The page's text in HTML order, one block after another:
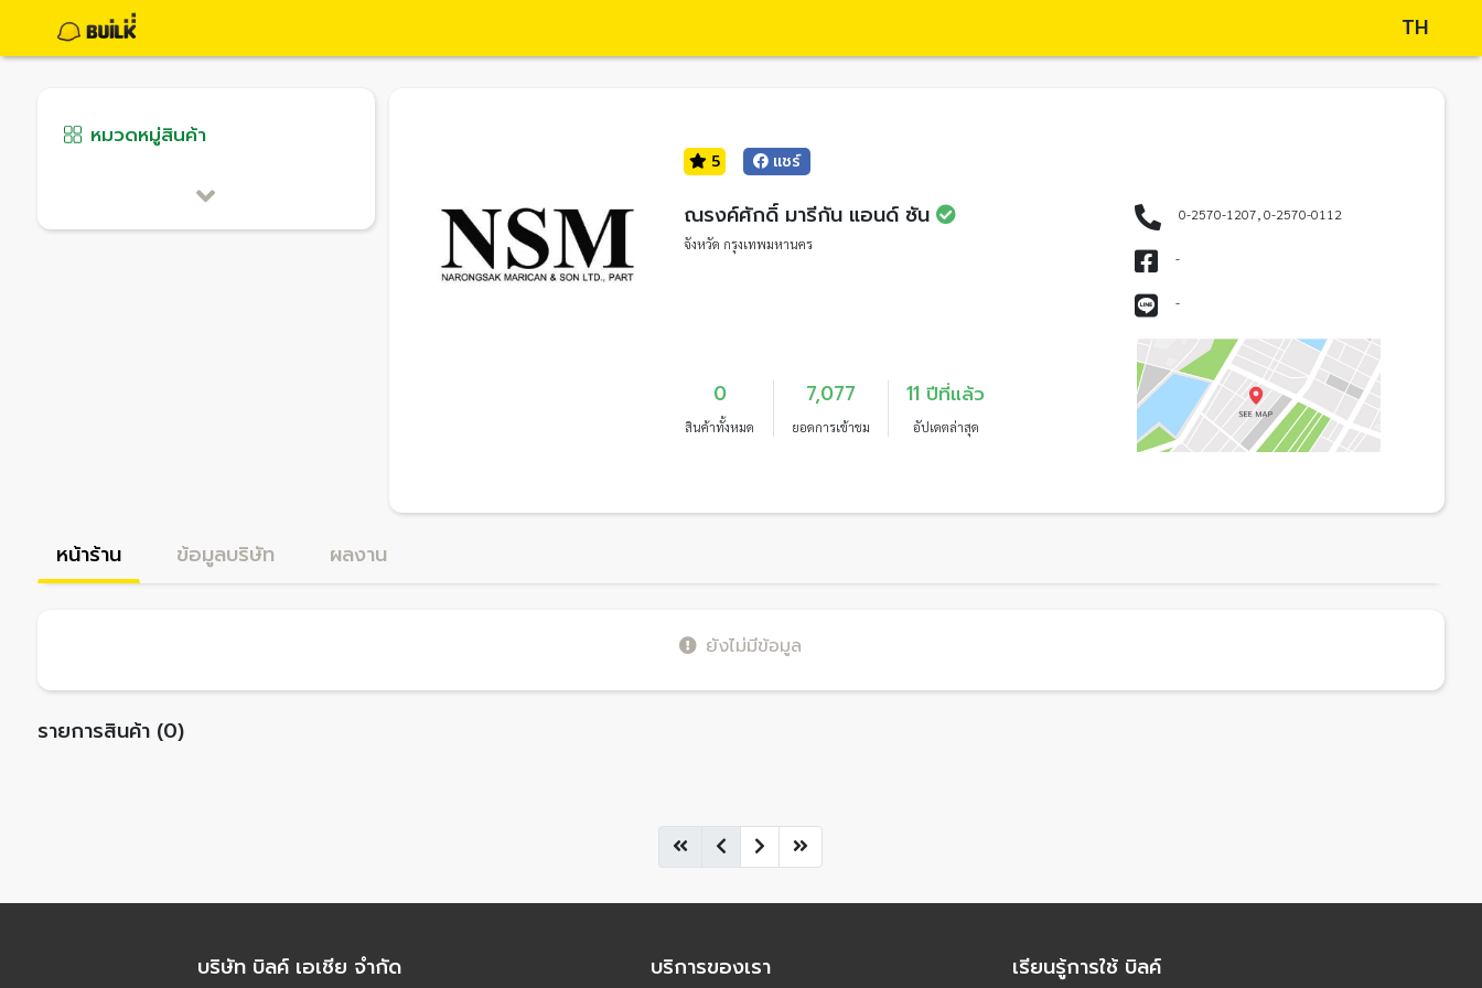
TH
หมวดหมู่สินค้า
5 แชร์
ณรงค์ศักดิ์ มารีกัน แอนด์ ซัน
จังหวัด กรุงเทพมหานคร
0
สินค้าทั้งหมด
7,077
ยอดการเข้าชม
11 ปีที่แล้ว
อัปเดตล่าสุด
0-2570-1207, 0-2570-0112
-
-
หน้าร้าน ข้อมูลบริษัท ผลงาน
ยังไม่มีข้อมูล
รายการสินค้า (0)
บริษัท บิลค์ เอเชีย จำกัด บริการของเรา เรียนรู้การใช้ บิลค์